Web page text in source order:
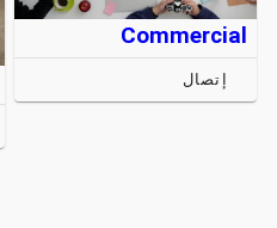
Commercial
إتصال